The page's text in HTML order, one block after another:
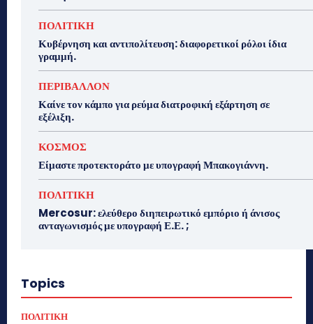
ΠΟΛΙΤΙΚΗ
Κυβέρνηση και αντιπολίτευση: διαφορετικοί ρόλοι ίδια
γραμμή.
ΠΕΡΙΒΑΛΛΟΝ
Καίνε τον κάμπο για ρεύμα διατροφική εξάρτηση σε
εξέλιξη.
ΚΟΣΜΟΣ
Είμαστε προτεκτοράτο με υπογραφή Μπακογιάννη.
ΠΟΛΙΤΙΚΗ
Mercosur: ελεύθερο διηπειρωτικό εμπόριο ή άνισος
ανταγωνισμός με υπογραφή Ε.Ε. ;
Topics
ΠΟΛΙΤΙΚΗ